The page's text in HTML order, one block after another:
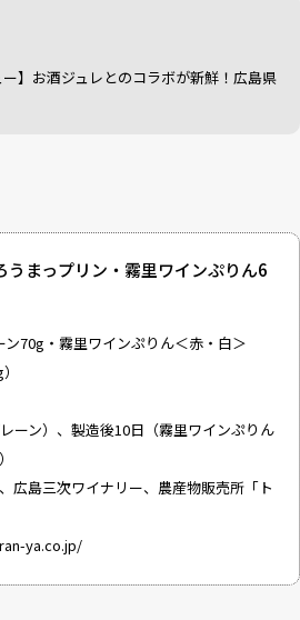
ー】お酒ジュレとのコラボが新鮮！広島県
うまっプリン・霧里ワインぷりん6
70g・霧里ワインぷりん＜赤・白＞
ーン）、製造後10日（霧里ワインぷりん
広島三次ワイナリー、農産物販売所「ト
ya.co.jp/